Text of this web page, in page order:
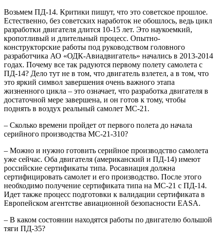
Возьмем ПД-14. Критики пишут, что это советское прошлое.
Естественно, без советских наработок не обошлось, ведь цикл
разработки двигателя длится 10-15 лет. Это наукоемкий,
кропотливый и длительный процесс. Опытно-
конструкторские работы под руководством головного
разработчика АО «ОДК-Авиадвигатель» начались в 2013-2014
годах. Почему все так радуются первому полету самолета с
ПД-14? Дело тут не в том, что двигатель взлетел, а в том, что
это яркий символ завершения очень важного этапа
жизненного цикла – это означает, что разработка двигателя в
достаточной мере завершена, и он готов к тому, чтобы
поднять в воздух реальный самолет МС-21.
– Сколько времени пройдет от первого полета до начала
серийного производства МС-21-310?
– Можно и нужно готовить серийное производство самолета
уже сейчас. Оба двигателя (американский и ПД-14) имеют
российские сертификаты типа. Росавиация должна
сертифицировать самолет и его производство. После этого
необходимо получение сертификата типа на МС-21 с ПД-14.
Идет также процесс подготовки к валидации сертификата в
Европейском агентстве авиационной безопасности EASA.
– В каком состоянии находятся работы по двигателю большой
тяги ПД-35?